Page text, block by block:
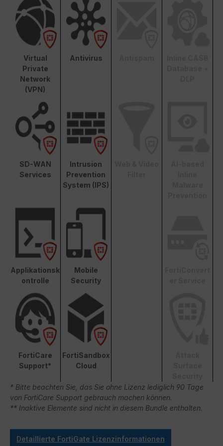
Virtual
Private
Network
(VPN)
Antivirus
SD-WAN
Services
Intrusion
Prevention
System (IPS)
Applikationsk
ontrolle
Mobile
Security
FortiCare
Support*
FortiSandbox
Cloud
* Bitte beachten Sie, das Sie ohne Lizenz lediglich 90 Tage
von FortiCare Support gebrauch machen können.
** Inaktive Elemente sind nicht in diesem Bundle enthalten.
Detaillierte FortiGate Lizenzinformationen